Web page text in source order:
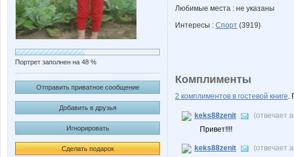
Портрет заполнен на 48 %
Отправить приватное сообщение
Добавить в друзья
Игнорировать
Сделать подарок
Любимые места : не указаны
Интересы : Спорт (3919)
Комплименты
2 комплиментов в гостевой книге.
keks88zenit (отвечает
Привет!!!!
keks88zenit (отвечает